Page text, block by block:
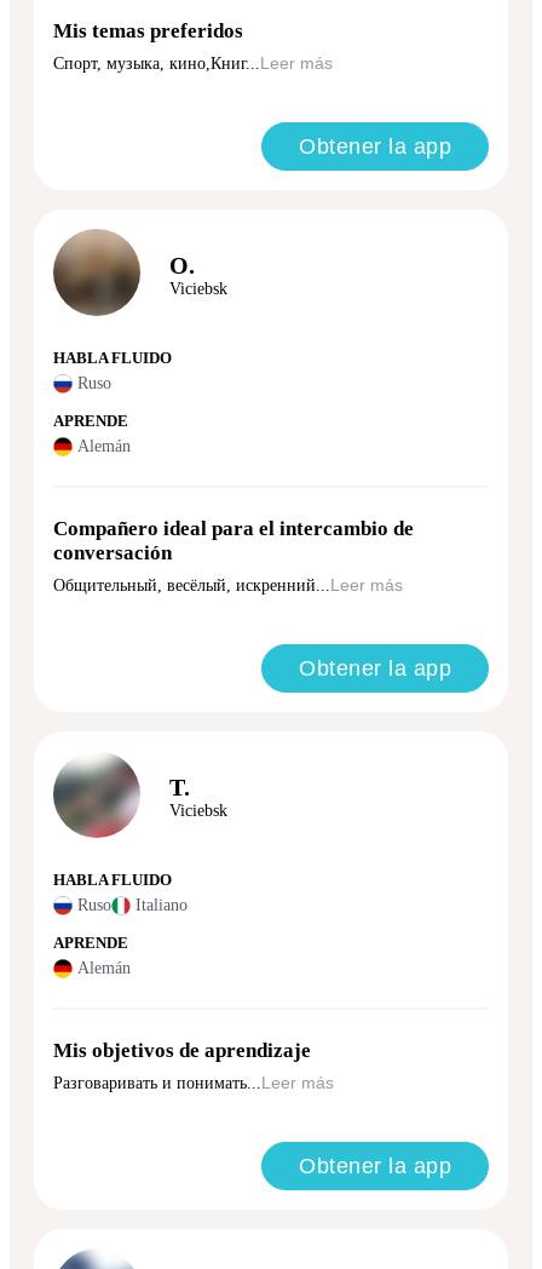
Mis temas preferidos
Спорт, музыка, кино,Книг...Leer más
Obtener la app
O.
Viciebsk
HABLA FLUIDO
Ruso
APRENDE
Alemán
Compañero ideal para el intercambio de
conversación
Общительный, весёлый, искренний...Leer más
Obtener la app
T.
Viciebsk
HABLA FLUIDO
Ruso Italiano
APRENDE
Alemán
Mis objetivos de aprendizaje
Разговаривать и понимать...Leer más
Obtener la app